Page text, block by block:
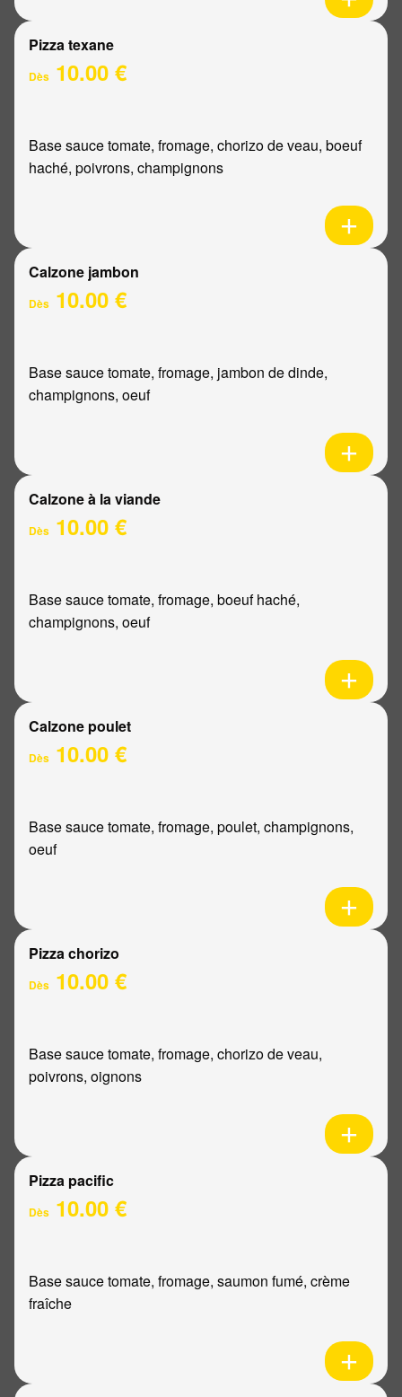
Pizza texane
Dès 10.00 €
Base sauce tomate, fromage, chorizo de veau, boeuf
haché, poivrons, champignons
Calzone jambon
Dès 10.00 €
Base sauce tomate, fromage, jambon de dinde,
champignons, oeuf
Calzone à la viande
Dès 10.00 €
Base sauce tomate, fromage, boeuf haché,
champignons, oeuf
Calzone poulet
Dès 10.00 €
Base sauce tomate, fromage, poulet, champignons,
oeuf
Pizza chorizo
Dès 10.00 €
Base sauce tomate, fromage, chorizo de veau,
poivrons, oignons
Pizza pacific
Dès 10.00 €
Base sauce tomate, fromage, saumon fumé, crème
fraîche